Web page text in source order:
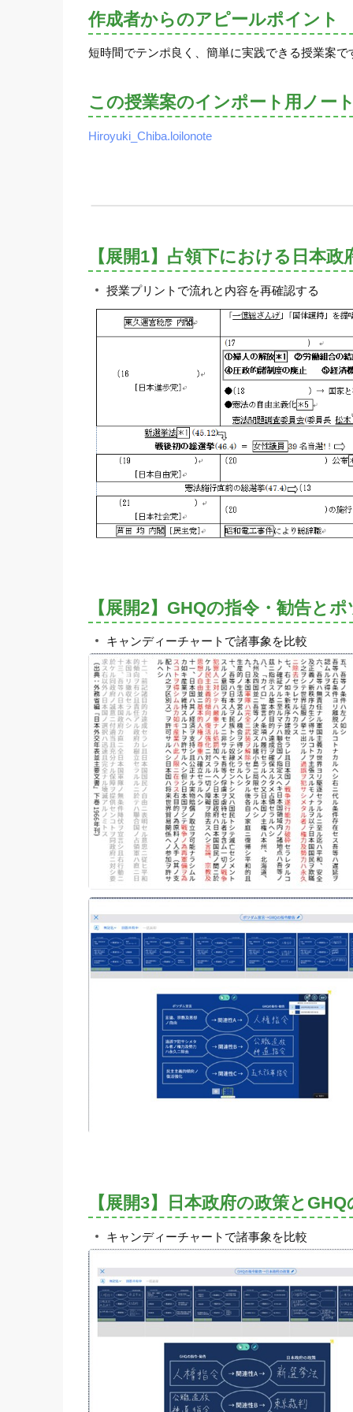
作成者からのアピールポイント
短時間でテンポ良く、簡単に実践できる授業案
この授業案のインポート用ノー
Hiroyuki_Chiba.loilonote
【展開1】占領下における日本
授業プリントで流れと内容を再確認する
【展開2】GHQの指令・勧告と
キャンディーチャートで諸事象を比較
【展開3】日本政府の政策と
キャンディーチャートで諸事象を比較